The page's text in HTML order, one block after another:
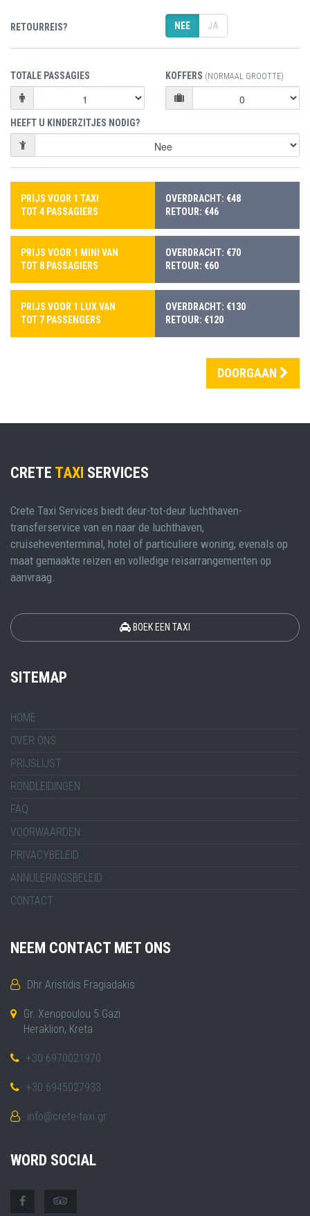
RETOURREIS? NEE JA
TOTALE PASSAGIES KOFFERS (NORMAAL GROOTTE)
HEEFT U KINDERZITJES NODIG?
PRIJS VOOR 1 TAXI
TOT 4 PASSAGIERS
OVERDRACHT: €48
RETOUR: €46
PRIJS VOOR 1 MINI VAN
TOT 8 PASSAGIERS
OVERDRACHT: €70
RETOUR: €60
PRIJS VOOR 1 LUX VAN
TOT 7 PASSENGERS
OVERDRACHT: €130
RETOUR: €120
DOORGAAN
CRETE TAXI SERVICES
Crete Taxi Services biedt deur-tot-deur luchthaven-
transferservice van en naar de luchthaven,
cruiseheventerminal, hotel of particuliere woning, evenals op
maat gemaakte reizen en volledige reisarrangementen op
aanvraag.
BOEK EEN TAXI
SITEMAP
HOME
OVER ONS
PRIJSLIJST
RONDLEIDINGEN
FAQ
VOORWAARDEN
PRIVACYBELEID
ANNULERINGSBELEID
CONTACT
NEEM CONTACT MET ONS
Dhr Aristidis Fragiadakis
Gr. Xenopoulou 5 Gazi
Heraklion, Kreta
+30 6970021970
+30 6945027933
info@crete-taxi.gr
WORD SOCIAL